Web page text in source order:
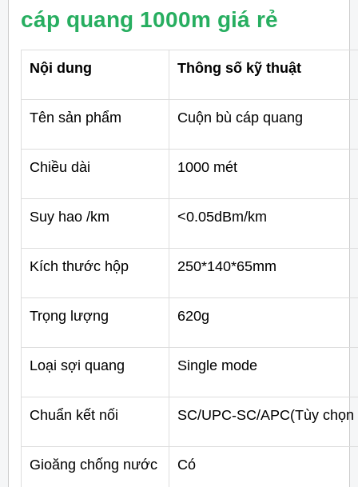
cáp quang 1000m giá rẻ
Nội dung Thông số kỹ thuật
Tên sản phẩm Cuộn bù cáp quang
Chiều dài 1000 mét
Suy hao /km <0.05dBm/km
Kích thước hộp 250*140*65mm
Trọng lượng 620g
Loại sợi quang Single mode
Chuẩn kết nối SC/UPC-SC/APC(Tùy chọn
Gioăng chống nước Có